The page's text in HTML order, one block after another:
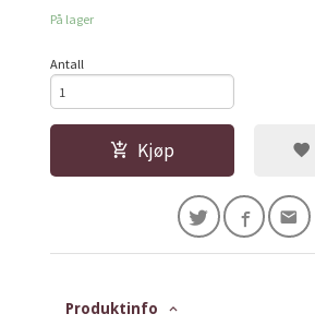
På lager
Antall
Kjøp
Produktinfo